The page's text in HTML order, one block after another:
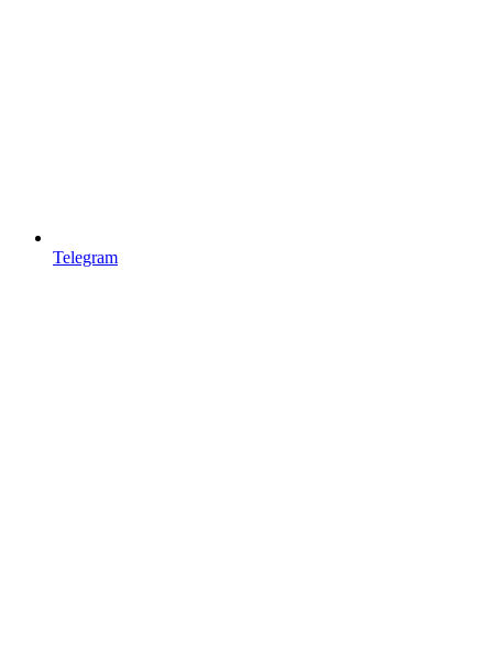
Telegram